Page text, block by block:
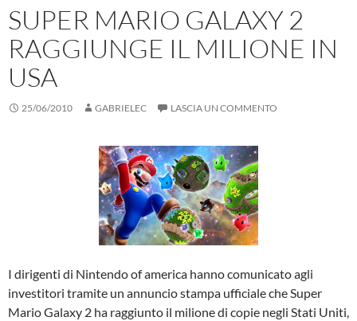
SUPER MARIO GALAXY 2
RAGGIUNGE IL MILIONE IN
USA
25/06/2010 GABRIELEC LASCIA UN COMMENTO
I dirigenti di Nintendo of america hanno comunicato agli
investitori tramite un annuncio stampa ufficiale che Super
Mario Galaxy 2 ha raggiunto il milione di copie negli Stati Uniti,